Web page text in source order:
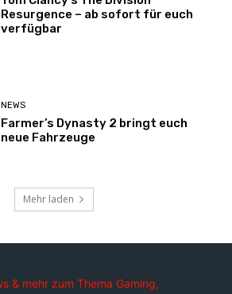
Resurgence – ab sofort für euch
verfügbar
NEWS
Farmer’s Dynasty 2 bringt euch
neue Fahrzeuge
Mehr laden